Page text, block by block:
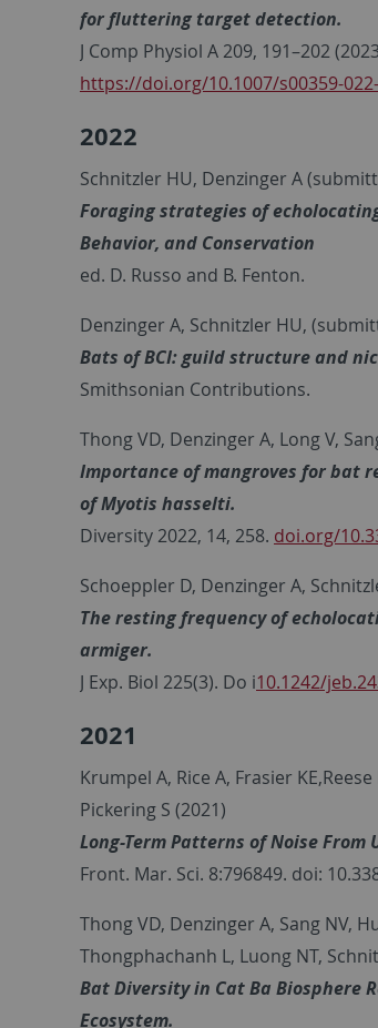
for fluttering target detection.
J Comp Physiol A 209, 191–202
https://doi.org/10.1007/s00359-
2022
Schnitzler HU, Denzinger A
Foraging strategies of
Behavior, and Conservation
ed. D. Russo and B. Fenton.
Denzinger A, Schnitzler HU,
Bats of BCI: guild structure and
Smithsonian Contributions.
Thong VD, Denzinger A, Long V,
Importance of mangroves for bat
of Myotis hasselti.
Diversity 2022, 14, 258. doi.org/
Schoeppler D, Denzinger A,
The resting frequency of
armiger.
J Exp. Biol 225(3). Do i10.1242/
2021
Krumpel A, Rice A, Frasier
Pickering S (2021)
Long-Term Patterns of Noise
Front. Mar. Sci. 8:796849. doi:
Thong VD, Denzinger A, Sang NV,
Thongphachanh L, Luong NT,
Bat Diversity in Cat Ba Biosphere
Ecosystem.